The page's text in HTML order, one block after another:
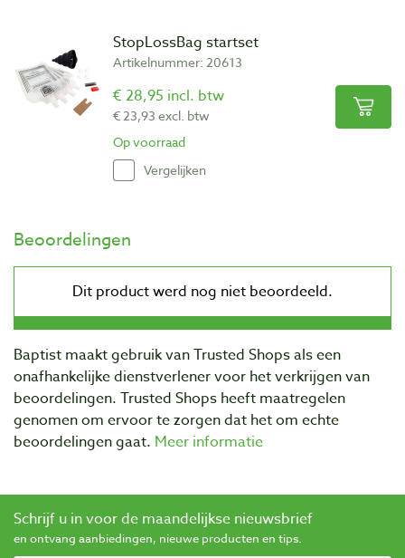
StopLossBag startset
Artikelnummer: 20613
€ 28,95 incl. btw
€ 23,93 excl. btw
Op voorraad
Vergelijken
Beoordelingen
Baptist maakt gebruik van Trusted Shops als een
onafhankelijke dienstverlener voor het verkrijgen van
beoordelingen. Trusted Shops heeft maatregelen
genomen om ervoor te zorgen dat het om echte
beoordelingen gaat. Meer informatie
Schrijf u in voor de maandelijkse nieuwsbrief
en ontvang aanbiedingen, nieuwe producten en tips.